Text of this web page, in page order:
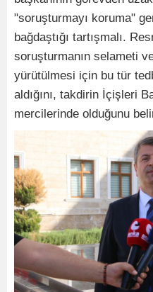
"soruşturmayı koruma"
bağdaştığı tartışmalı.
soruşturmanın selameti
yürütülmesi için bu tür
aldığını, takdirin İçişleri
mercilerinde olduğunu